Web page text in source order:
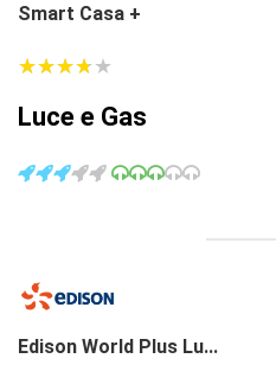
Smart Casa +
★★★★★
★★★★★
Luce e Gas
Edison World Plus Lu...